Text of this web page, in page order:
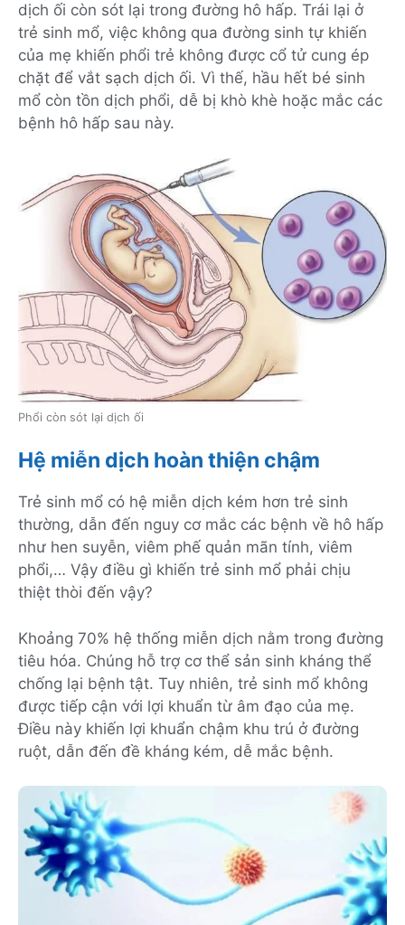
dịch ối còn sót lại trong đường hô hấp. Trái lại ở
trẻ sinh mổ, việc không qua đường sinh tự khiến
của mẹ khiến phổi trẻ không được cổ tử cung ép
chặt để vắt sạch dịch ối. Vì thế, hầu hết bé sinh
mổ còn tồn dịch phổi, dễ bị khò khè hoặc mắc các
bệnh hô hấp sau này.
Phổi còn sót lại dịch ối
Hệ miễn dịch hoàn thiện chậm
Trẻ sinh mổ có hệ miễn dịch kém hơn trẻ sinh
thường, dẫn đến nguy cơ mắc các bệnh về hô hấp
như hen suyễn, viêm phế quản mãn tính, viêm
phổi,… Vậy điều gì khiến trẻ sinh mổ phải chịu
thiệt thòi đến vậy?
Khoảng 70% hệ thống miễn dịch nằm trong đường
tiêu hóa. Chúng hỗ trợ cơ thể sản sinh kháng thể
chống lại bệnh tật. Tuy nhiên, trẻ sinh mổ không
được tiếp cận với lợi khuẩn từ âm đạo của mẹ.
Điều này khiến lợi khuẩn chậm khu trú ở đường
ruột, dẫn đến đề kháng kém, dễ mắc bệnh.